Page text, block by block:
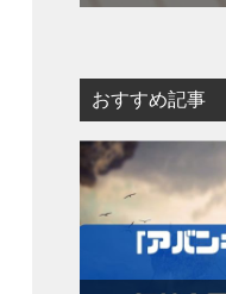
おすすめ記事